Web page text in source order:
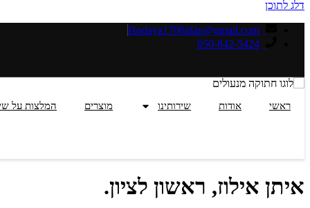
דלג לתוכן
Hodaya1706idan@gmail.com
050-842-5424
ראשי אודות שירותינו מוצרים המלצות על
איתן אילוז, ראשון לציון.